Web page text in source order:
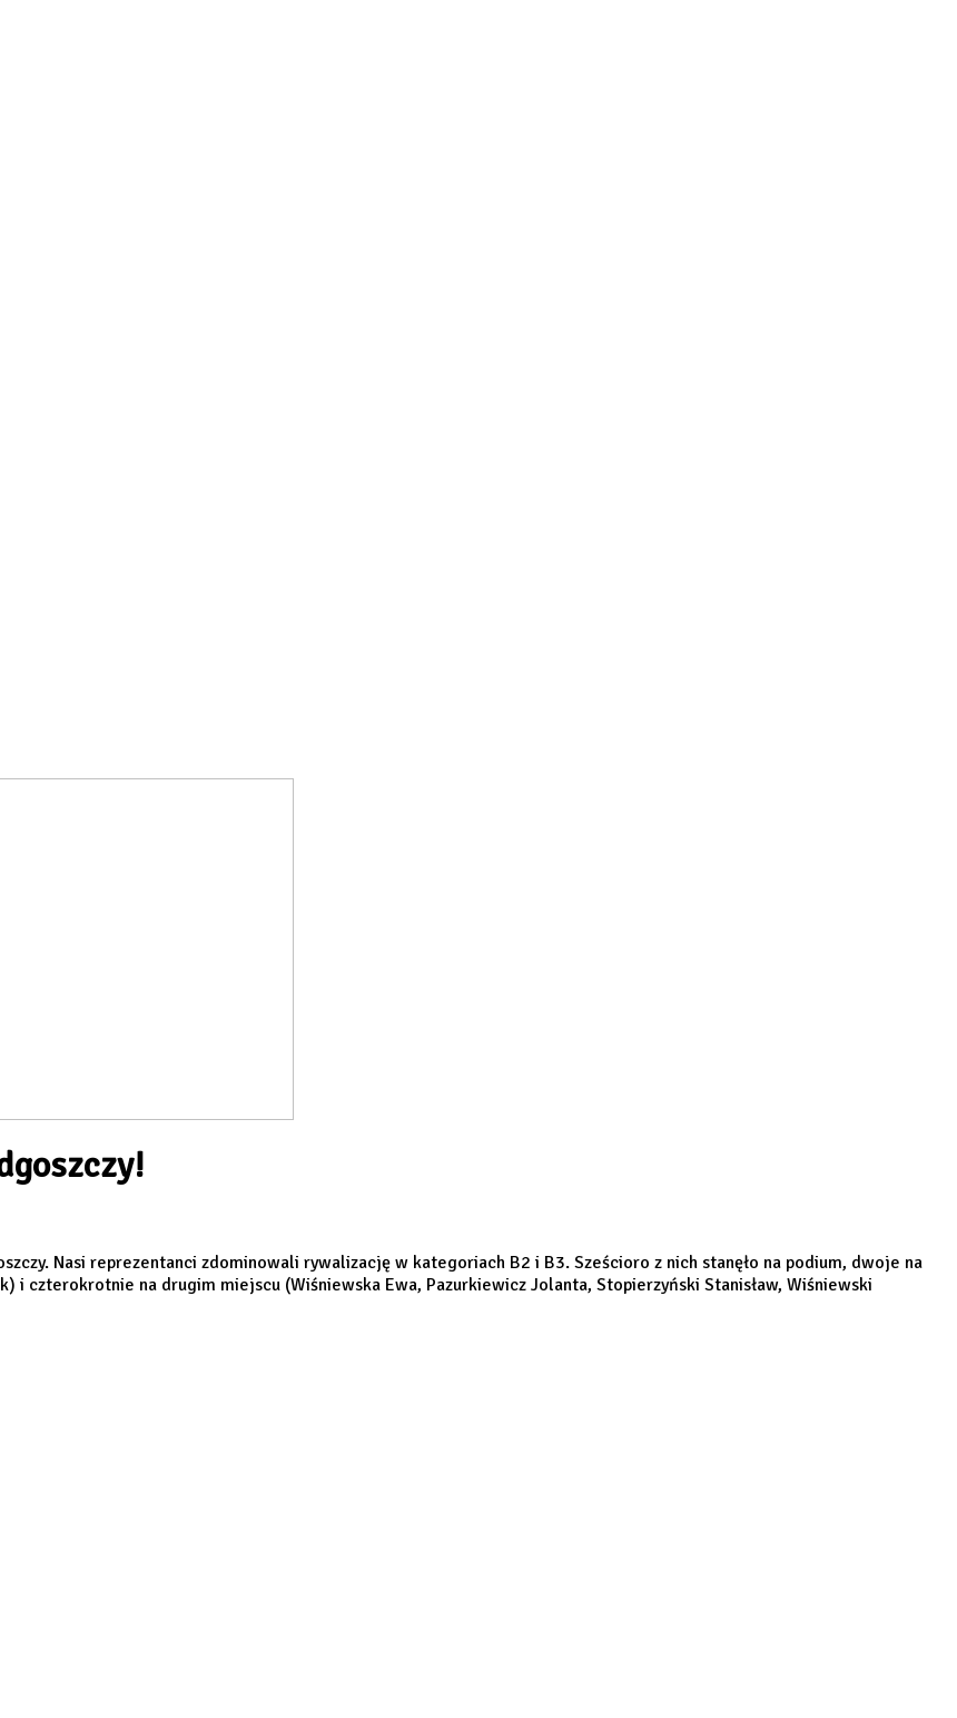
Nasi reprezentanci zdominowali rywalizację w kategoriach B2 i B3. Sześcioro z nich stanęło na podium, dwoje na
i czterokrotnie na drugim miejscu (Wiśniewska Ewa, Pazurkiewicz Jolanta, Stopierzyński Stanisław, Wiśniewski